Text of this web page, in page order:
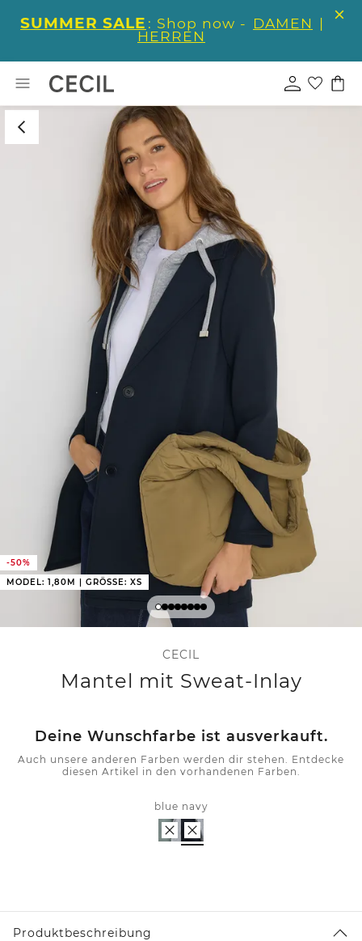
SUMMER SALE : Shop now - DAMEN |
HERREN
-50%
MODEL: 1,80M | GRÖSSE: XS
CECIL
Mantel mit Sweat-Inlay
Deine Wunschfarbe ist ausverkauft.
Auch unsere anderen Farben werden dir stehen. Entdecke
diesen Artikel in den vorhandenen Farben.
blue navy
Produktbeschreibung